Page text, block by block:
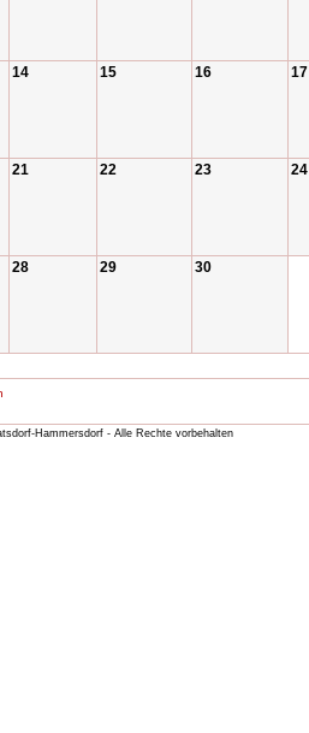
14 15 16 17
21 22 23 24
28 29 30
Hammersdorf - Alle Rechte vorbehalten